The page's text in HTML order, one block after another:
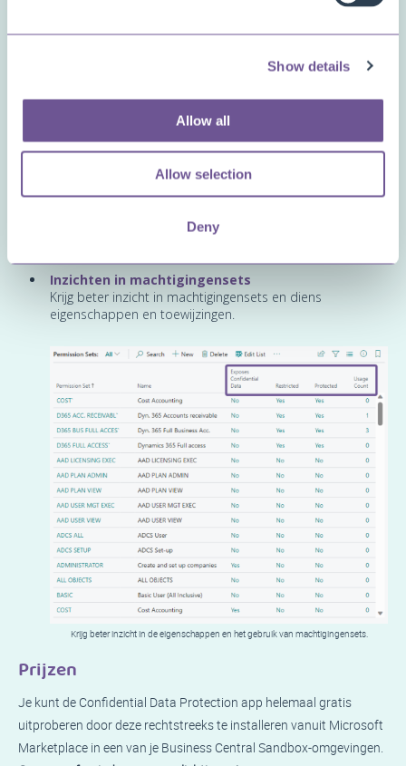
Show details
Allow all
Allow selection
Deny
Inzichten in machtigingensets
Krijg beter inzicht in machtigingensets en diens
eigenschappen en toewijzingen.
Krijg beter inzicht in de eigenschappen en het gebruik van machtigingensets.
Prijzen
Je kunt de Confidential Data Protection app helemaal gratis
uitproberen door deze rechtstreeks te installeren vanuit Microsoft
Marketplace in een van je Business Central Sandbox-omgevingen.